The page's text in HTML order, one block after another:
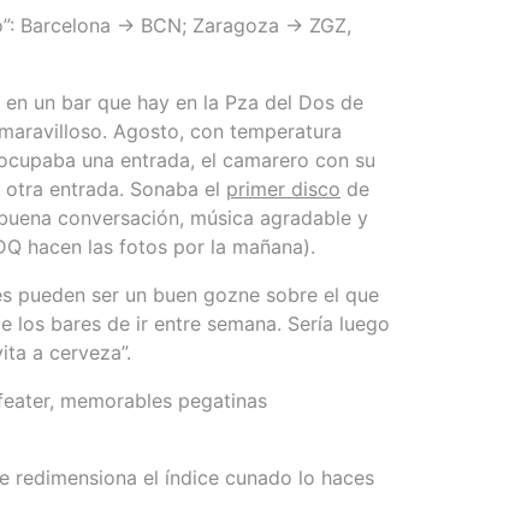
-> BCN; Zaragoza -> ZGZ,
un bar que hay en la Pza del Dos de
Agosto, con temperatura
una entrada, el camarero con su
entrada. Sonaba el primer disco de
conversación, música agradable y
hacen las fotos por la mañana).
pueden ser un buen gozne sobre el que
los bares de ir entre semana. Sería luego
a cerveza”.
memorables pegatinas
redimensiona el índice cunado lo haces